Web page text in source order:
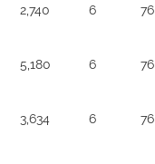
2,740 6 76
5,180 6 76
3,634 6 76